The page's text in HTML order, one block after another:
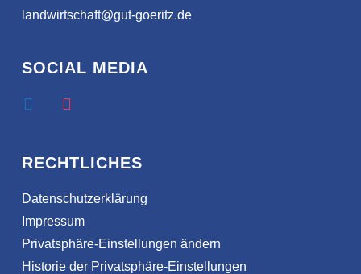
landwirtschaft@gut-goeritz.de
SOCIAL MEDIA
RECHTLICHES
Datenschutzerklärung
Impressum
Privatsphäre-Einstellungen ändern
Historie der Privatsphäre-Einstellungen